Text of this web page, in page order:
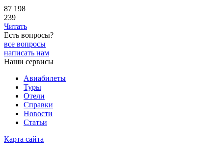
87 198
239
Читать
Есть вопросы?
все вопросы
написать нам
Наши сервисы
Авиабилеты
Туры
Отели
Справки
Новости
Статьи
Карта сайта